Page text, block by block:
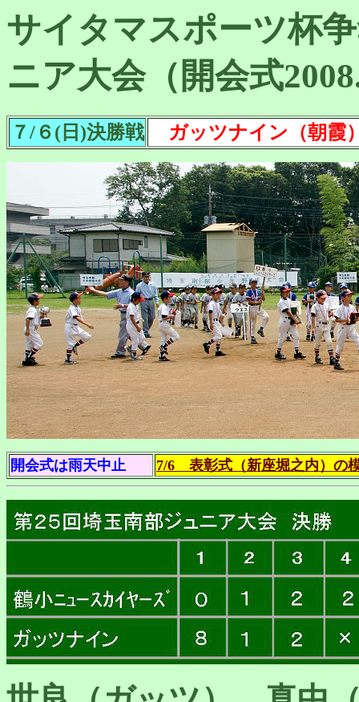
サイタマスポーツ杯
ニア大会（開会式
７/６(日)決勝戦 ガッツナイン（朝霞
開会式は雨天中止 7/6 表彰式（新座堀之内）の